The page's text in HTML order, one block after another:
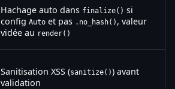
Hachage auto dans finalize() si
config Auto et pas .no_hash() , valeur
vidée au render()
Sanitisation XSS (sanitize()) avant
validation